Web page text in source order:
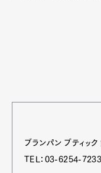
ブランパン ブティッ
TEL：03-6254-